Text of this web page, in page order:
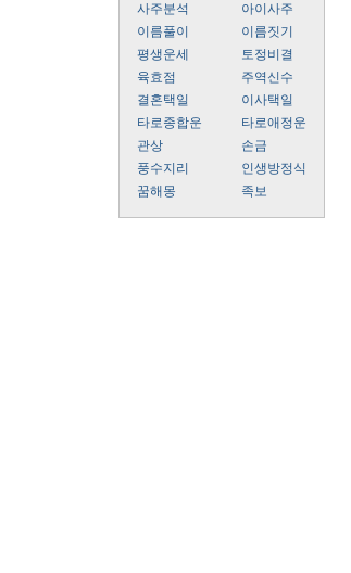
사주분석
아이사주
이름풀이
이름짓기
평생운세
토정비결
육효점
주역신수
결혼택일
이사택일
타로종합운
타로애정운
관상
손금
풍수지리
인생방정식
꿈해몽
족보